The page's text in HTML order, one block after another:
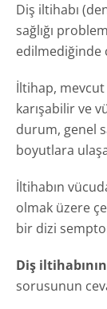
Diş iltihabı
sağlığı
edilmediğinde
İltihap, mevcut
karışabilir ve
durum, genel
boyutlara
İltihabın
olmak üzere
bir dizi
Diş
sorusunun